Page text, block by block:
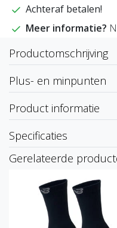
Achteraf betalen!
Meer informatie?
Productomschrijving
Plus- en minpunten
Product informatie
Specificaties
Gerelateerde